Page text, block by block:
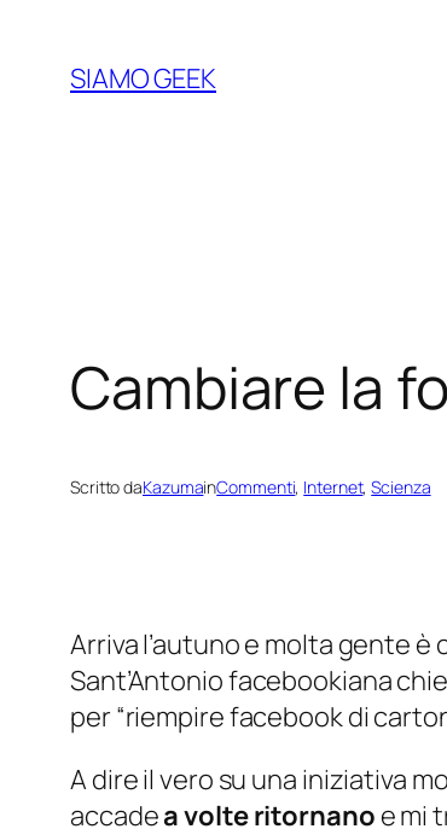
contenuto
SIAMO GEEK
Cambiare la
Scritto daKazumainCommenti, Internet, Scienza
Arriva l’autuno e molta gente
Sant’Antonio facebookiana
per “riempire facebook di
A dire il vero su una iniziativa
accadea volte ritornano e mi